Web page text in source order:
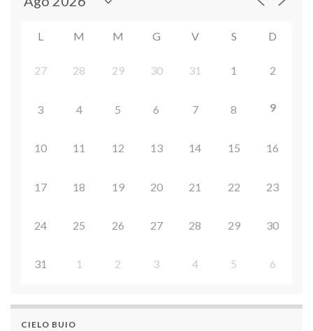
L M M G V S D
27 28 29 30 31 1 2
3 4 5 6 7 8 9
10 11 12 13 14 15 16
17 18 19 20 21 22 23
24 25 26 27 28 29 30
31 1 2 3 4 5 6
CIELO BUIO